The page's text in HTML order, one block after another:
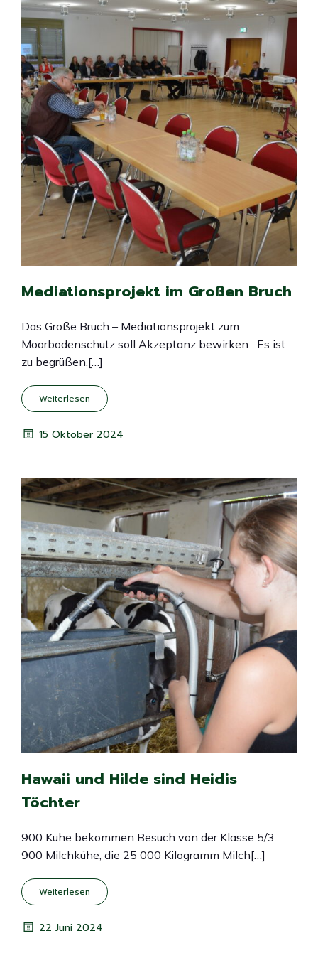
Mediationsprojekt im Großen Bruch
Das Große Bruch – Mediationsprojekt zum
Moorbodenschutz soll Akzeptanz bewirken Es ist
zu begrüßen,[…]
Weiterlesen
15 Oktober 2024
Hawaii und Hilde sind Heidis
Töchter
900 Kühe bekommen Besuch von der Klasse 5/3
900 Milchkühe, die 25 000 Kilogramm Milch[…]
Weiterlesen
22 Juni 2024